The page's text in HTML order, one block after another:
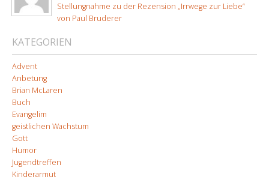
Stellungnahme zu der Rezension „Irrwege zur Liebe“
von Paul Bruderer
KATEGORIEN
Advent
Anbetung
Brian McLaren
Buch
Evangelim
geistlichen Wachstum
Gott
Humor
Jugendtreffen
Kinderarmut